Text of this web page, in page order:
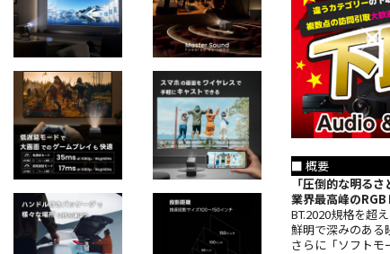
■ 概要
「圧倒的な明る
業界最高峰の
BT.2020規格を超
鮮明で深みのある
さらに「ソフトモ